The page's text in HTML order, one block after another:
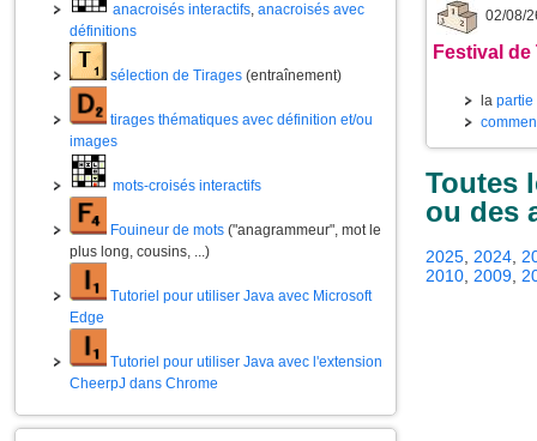
anacroisés interactifs, anacroisés avec
définitions
sélection de Tirages (entraînement)
tirages thématiques avec définition et/ou
images
mots-croisés interactifs
Fouineur de mots ("anagrammeur", mot le
plus long, cousins, ...)
Tutoriel pour utiliser Java avec Microsoft
Edge
Tutoriel pour utiliser Java avec l'extension
CheerpJ dans Chrome
02/08/
Festival
la partie
Toutes
ou des
2025 2024
2010 2009